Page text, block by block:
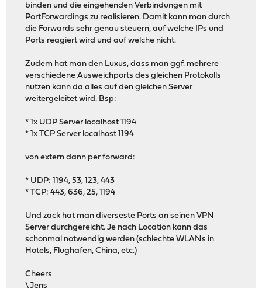
binden und die eingehenden Verbindungen mit
PortForwardings zu realisieren. Damit kann man durch
die Forwards sehr genau steuern, auf welche IPs und
Ports reagiert wird und auf welche nicht.
Zudem hat man den Luxus, dass man ggf. mehrere
verschiedene Ausweichports des gleichen Protokolls
nutzen kann da alles auf den gleichen Server
weitergeleitet wird. Bsp:
* 1x UDP Server localhost 1194
* 1x TCP Server localhost 1194
von extern dann per forward:
* UDP: 1194, 53, 123, 443
* TCP: 443, 636, 25, 1194
Und zack hat man diverseste Ports an seinen VPN
Server durchgereicht. Je nach Location kann das
schonmal notwendig werden (schlechte WLANs in
Hotels, Flughafen, China, etc.)
Cheers
\Jens